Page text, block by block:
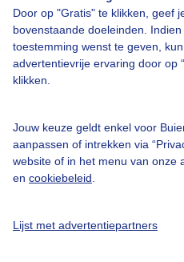
Door op "Gratis" te klikken, geef
bovenstaande doeleinden.
toestemming wenst te geven,
advertentievrije ervaring door op
klikken.
Jouw keuze geldt enkel voor
aanpassen of intrekken via
website of in het menu van onze
en cookiebeleid
Lijst met advertentiepartners
Contact
Gebruikersvoorwaarden
Buienradar Team
Privacy beleid
Cookie beleid
Gratis weerdata